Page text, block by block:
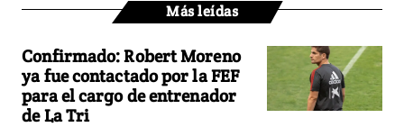
Más leídas
Confirmado: Robert Moreno
ya fue contactado por la FEF
para el cargo de entrenador
de La Tri